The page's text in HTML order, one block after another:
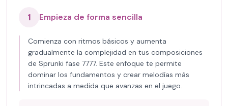
1 Empieza de forma sencilla
Comienza con ritmos básicos y aumenta
gradualmente la complejidad en tus composiciones
de Sprunki fase 7777. Este enfoque te permite
dominar los fundamentos y crear melodías más
intrincadas a medida que avanzas en el juego.